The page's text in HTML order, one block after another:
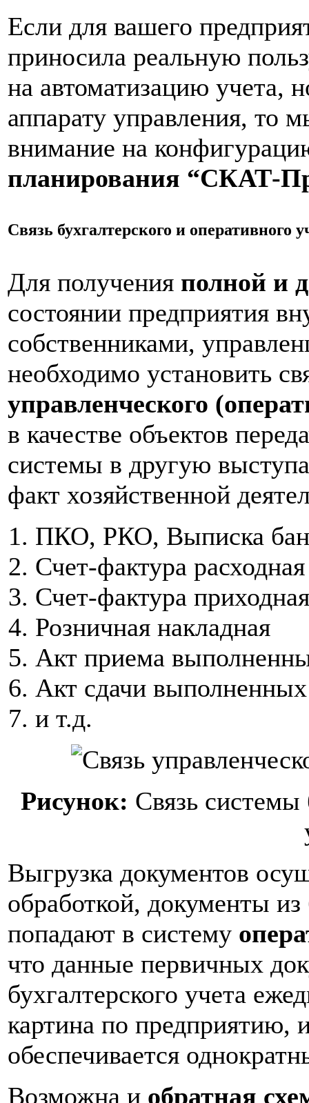
Если для вашего
приносила реальную
на автоматизацию учета,
аппарату управления, то
внимание на
планирования “СКАТ-
Связь бухгалтерского и оперативного
Для получения полной и
состоянии предприятия
собственниками,
необходимо установить
управленческого
в качестве объектов
системы в другую
факт хозяйственной
ПКО, РКО, Выписка
Счет-фактура
Счет-фактура
Розничная накладная
Акт приема
Акт сдачи
и т.д.
Рисунок: Связь системы
Выгрузка документов
обработкой, документы
попадают в систему
что данные первичных
бухгалтерского учета
картина по предприятию,
обеспечивается
Возможна и обратная